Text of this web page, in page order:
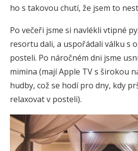
ho s takovou chutí, že jsem to
Po večeři jsme si navlékli vtipné
resortu dali, a uspořádali válku s
posteli. Po náročném dni jsme
mimina (mají Apple TV s širokou
hudby, což se hodí pro dny, kdy
relaxovat v posteli).